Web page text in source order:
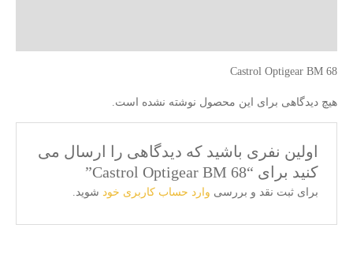
Castrol Optigear BM 68
هیچ دیدگاهی برای این محصول نوشته نشده است.
اولین نفری باشید که دیدگاهی را ارسال می
کنید برای “Castrol Optigear BM 68”
برای ثبت نقد و بررسی وارد حساب کاربری خود شوید.